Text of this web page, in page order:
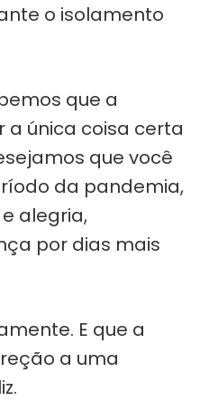
o isolamento
que a
única coisa certa
que você
da pandemia,
alegria,
por dias mais
E que a
a uma